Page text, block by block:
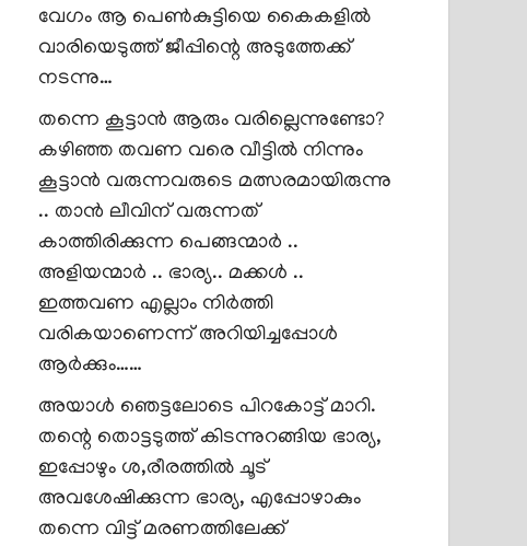
വേഗം ആ പെൺകുട്ടിയെ കൈകളിൽ
വാരിയെടുത്ത് ജീപ്പിന്റെ അടുത്തേക്ക്
നടന്നു…
തന്നെ കൂട്ടാൻ ആരും വരില്ലെന്നുണ്ടോ?
കഴിഞ്ഞ തവണ വരെ വീട്ടിൽ നിന്നും
കൂട്ടാൻ വരുന്നവരുടെ മത്സരമായിരുന്നു
.. താൻ ലീവിന് വരുന്നത്
കാത്തിരിക്കുന്ന പെങ്ങന്മാർ ..
അളിയന്മാർ .. ഭാര്യ.. മക്കൾ ..
ഇത്തവണ എല്ലാം നിർത്തി
വരികയാണെന്ന് അറിയിച്ചപ്പോൾ
ആർക്കും……
അയാൾ ഞെട്ടലോടെ പിറകോട്ട് മാറി.
തന്റെ തൊട്ടടുത്ത് കിടന്നുറങ്ങിയ ഭാര്യ,
ഇപ്പോഴും ശ,രീരത്തിൽ ചൂട്
അവശേഷിക്കുന്ന ഭാര്യ, എപ്പോഴാകും
തന്നെ വിട്ട് മരണത്തിലേക്ക്